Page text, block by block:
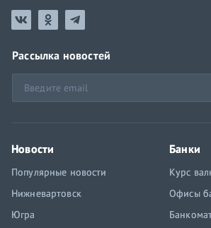
Рассылка новостей
Новости
Популярные новости
Нижневартовск
Югра
Банки
Курс
Офисы